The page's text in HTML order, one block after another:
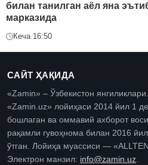
билан танилган аёл яна
марказида
Кеча 16:50
САЙТ ҲАҚИДА
«Zamin» – Ўзбекистон янгиликлари.
«Zamin.uz» лойиҳаси 2014 йил 1
бошлаган ва оммавий ахборот
рақамли гувоҳнома билан 2016
ўтган. Лойиҳа муассиси —
Электрон манзил: info@zamin.uz.